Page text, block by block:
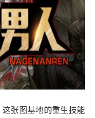
张图基地的重生技能